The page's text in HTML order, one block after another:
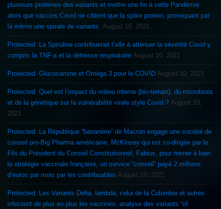
plusieurs protéines des variants et mettre une fin à cette Pandémie
alors que vaccins Covid ne ciblent que la spike protein, provoquant par
là même une spirale de variants.
August 10, 2021
Protected: La Spiruline contribuerait t’elle à atténuer la sévérité Covid y
compris la TNF-a et la détresse respiratoire August 10, 2021
Protected: Glucosamine et Oméga 3 pour le COVID August 10, 2021
Protected: Quel est l’impact du milieu interne (bio-terrain), du microbiota
et de la génétique sur la vulnérabilité virale style Covid ? August 10,
2021
Protected: La République “bananière” de Macron engage une société de
conseil pro-Big Pharma américaine, McKinsey qui est co-dirigée par le
Fils du Président du Conseil Constitutionnel, Fabius, pour mener à bien
la stratégie vaccinale française, un service “conseil” payé 2 millions
d’euros par mois par les contribuables August 10, 2021
Protected: Les Variants Delta, lambda, celui de la Colombie et autres
infectent de plus en plus les vaccinés: analyse des variants “of